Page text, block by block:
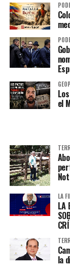
el
LA
LA
la